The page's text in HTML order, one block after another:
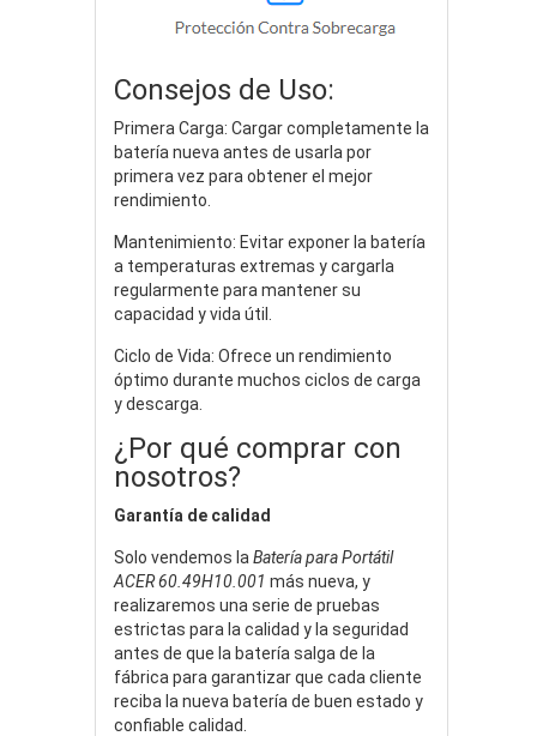
Consejos de Uso:
Primera Carga: Cargar completamente la
batería nueva antes de usarla por
primera vez para obtener el mejor
rendimiento.
Mantenimiento: Evitar exponer la batería
a temperaturas extremas y cargarla
regularmente para mantener su
capacidad y vida útil.
Ciclo de Vida: Ofrece un rendimiento
óptimo durante muchos ciclos de carga
y descarga.
¿Por qué comprar con
nosotros?
Garantía de calidad
Solo vendemos la Batería para Portátil
ACER 60.49H10.001 más nueva, y
realizaremos una serie de pruebas
estrictas para la calidad y la seguridad
antes de que la batería salga de la
fábrica para garantizar que cada cliente
reciba la nueva batería de buen estado y
confiable calidad.